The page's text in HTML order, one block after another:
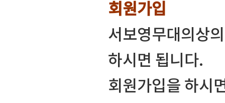
회원가입
서보영무대의상
하시면 됩니다.
회원가입을 하시